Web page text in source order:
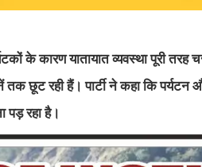
के कारण यातायात व्यवस्था पूरी तरह
छूट रही हैं। पार्टी ने कहा कि
पड़ रहा है।